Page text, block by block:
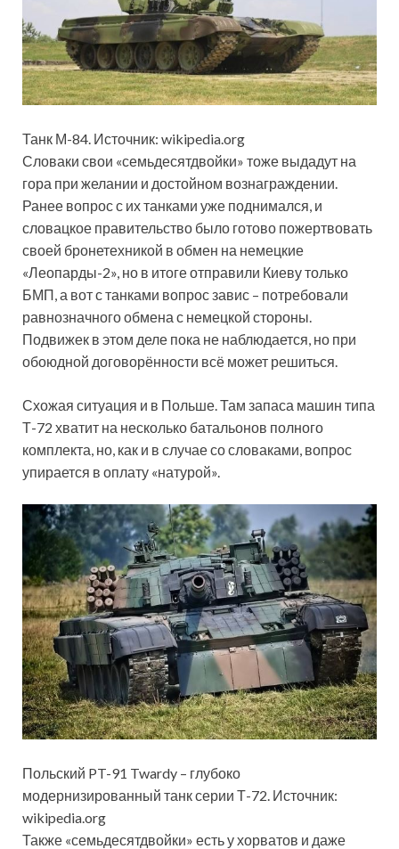
Танк М-84. Источник: wikipedia.org
Словаки свои «семьдесятдвойки» тоже выдадут на
гора при желании и достойном вознаграждении.
Ранее вопрос с их танками уже поднимался, и
словацкое правительство было готово пожертвовать
своей бронетехникой в обмен на немецкие
«Леопарды-2», но в итоге отправили Киеву только
БМП, а вот с танками вопрос завис – потребовали
равнозначного обмена с немецкой стороны.
Подвижек в этом деле пока не наблюдается, но при
обоюдной договорённости всё может решиться.
Схожая ситуация и в Польше. Там запаса машин типа
Т-72 хватит на несколько батальонов полного
комплекта, но, как и в случае со словаками, вопрос
упирается в оплату «натурой».
Польский PT-91 Twardy – глубоко
модернизированный танк серии Т-72. Источник:
wikipedia.org
Также «семьдесятдвойки» есть у хорватов и даже